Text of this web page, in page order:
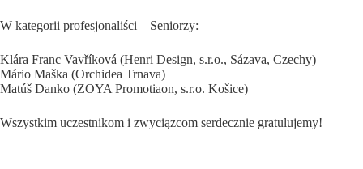
W kategorii profesjonaliści – Seniorzy:
Klára Franc Vavříková (Henri Design, s.r.o., Sázava, Czechy)
Mário Maška (Orchidea Trnava)
Matúš Danko (ZOYA Promotiaon, s.r.o. Košice)
Wszystkim uczestnikom i zwyciązcom serdecznie gratulujemy!